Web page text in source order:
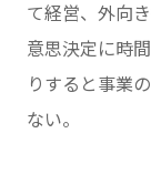
て経営、外向
意思決定に時
りすると事業
ない。